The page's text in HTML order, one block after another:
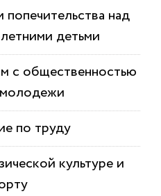
над
детьми
с общественностью
по труду
культуре и